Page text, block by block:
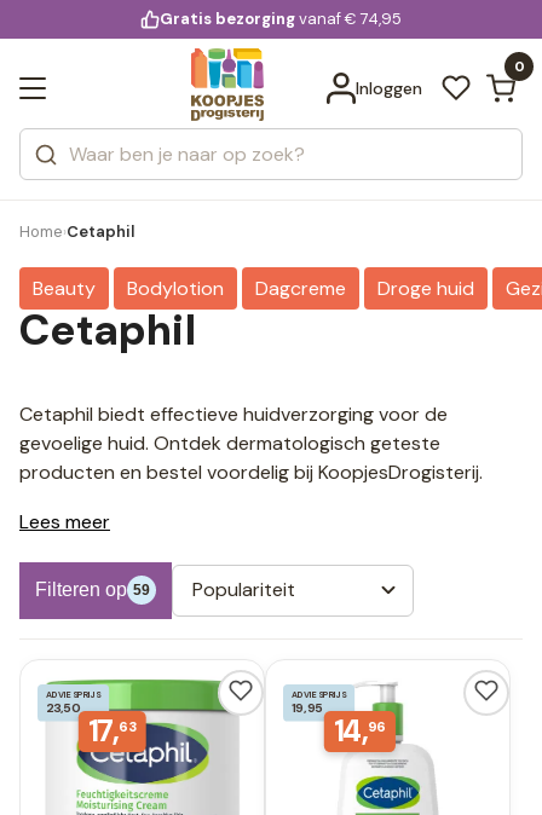
voor 20:00 uur besteld
Gratis bezorgingvanaf € 74,95
Inloggen
0
Zoeken
Categorieën
Merken
Bekijk alle resultaten
Home›Cetaphil
Beauty Bodylotion Dagcreme Droge huid
Cetaphil
Cetaphil biedt effectieve huidverzorging voor de
gevoelige huid. Ontdek dermatologisch geteste
producten en bestel voordelig bij KoopjesDrogisterij.
Lees meer
Filteren op 59 Populariteit
ADVIESPRIJS
23,50
17,63
ADVIESPRIJS
19,95
14,96